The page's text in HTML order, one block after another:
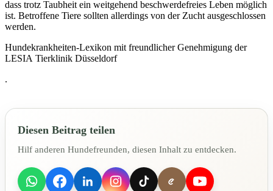
dass trotz Taubheit ein weitgehend beschwerdefreies Leben möglich
ist. Betroffene Tiere sollten allerdings von der Zucht ausgeschlossen
werden.
Hundekrankheiten-Lexikon mit freundlicher Genehmigung der
LESIA Tierklinik Düsseldorf
.
Diesen Beitrag teilen
Hilf anderen Hundefreunden, diesen Inhalt zu entdecken.